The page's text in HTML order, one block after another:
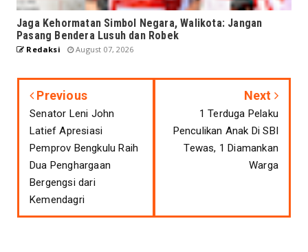
Jaga Kehormatan Simbol Negara, Walikota: Jangan
Pasang Bendera Lusuh dan Robek
Redaksi August 07, 2026
Previous
Senator Leni John
Latief Apresiasi
Pemprov Bengkulu Raih
Dua Penghargaan
Bergengsi dari
Kemendagri
Next
1 Terduga Pelaku
Penculikan Anak Di SBI
Tewas, 1 Diamankan
Warga